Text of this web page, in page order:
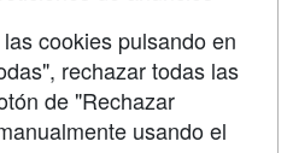
cookies pulsando en
rechazar todas las
de "Rechazar
usando el